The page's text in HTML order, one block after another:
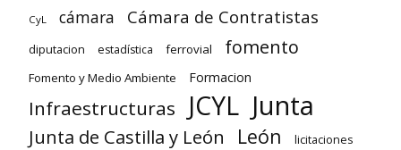
CyL cámara Cámara de Contratistas
diputacion estadística ferrovial fomento
Fomento y Medio Ambiente Formacion
Infraestructuras JCYL Junta
Junta de Castilla y León León licitaciones